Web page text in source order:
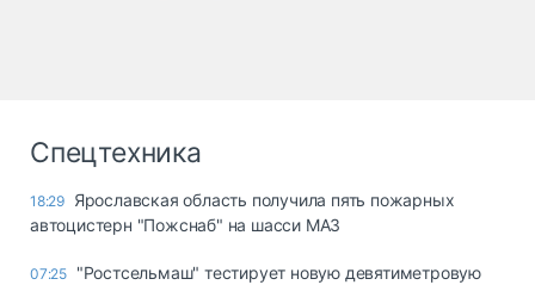
Спецтехника
18:29 Ярославская область получила пять пожарных
автоцистерн "Пожснаб" на шасси МАЗ
07:25 "Ростсельмаш" тестирует новую девятиметровую